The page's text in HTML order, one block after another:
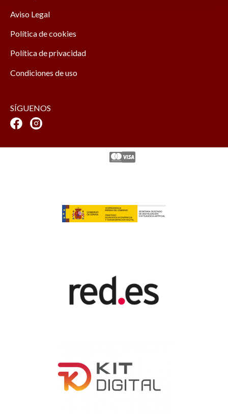
Aviso Legal
Política de cookies
Política de privacidad
Condiciones de uso
SÍGUENOS